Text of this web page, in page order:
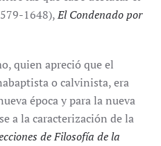
1648),El Condenado por
quien apreció que el
o calvinista, era
época y para la nueva
a la caracterización de la
de Filosofía de la